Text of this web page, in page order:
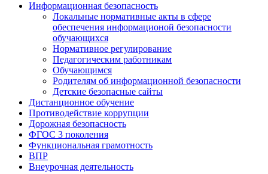
Информационная безопасность
Локальные нормативные акты в сфере
обеспечения информационой безопасности
обучающихся
Нормативное регулирование
Педагогическим работникам
Обучающимся
Родителям об информационной безопасности
Детские безопасные сайты
Дистанционное обучение
Противодействие коррупции
Дорожная безопасность
ФГОС 3 поколения
Функциональная грамотность
ВПР
Внеурочная деятельность